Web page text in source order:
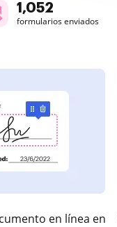
1,052
formularios enviados
en línea en